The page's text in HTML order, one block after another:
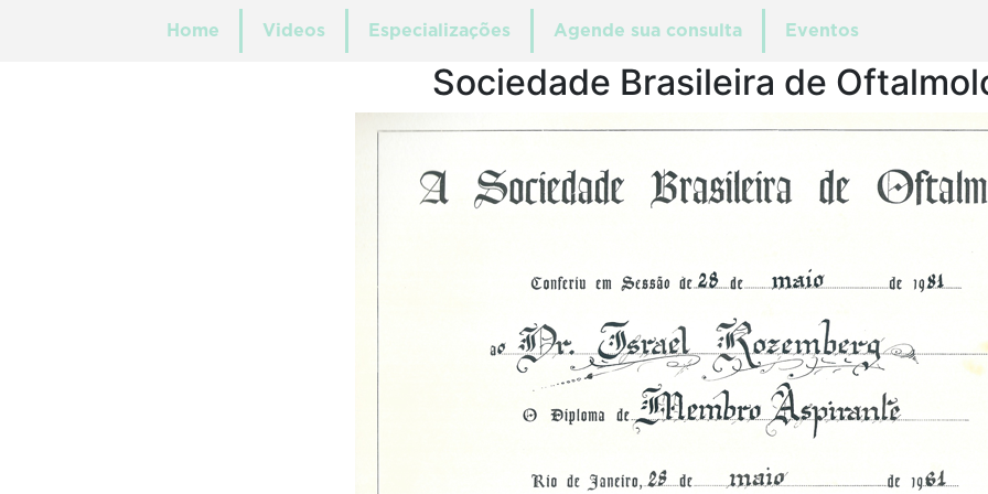
Home Videos Especializações Agende sua consulta Eventos
Sociedade Brasileira de